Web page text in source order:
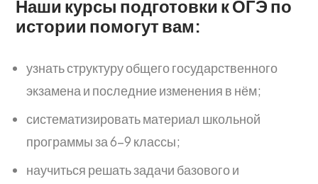
Наши курсы подготовки к ОГЭ по
истории помогут вам:
узнать структуру общего государственного
экзамена и последние изменения в нём;
систематизировать материал школьной
программы за 6–9 классы;
научиться решать задачи базового и